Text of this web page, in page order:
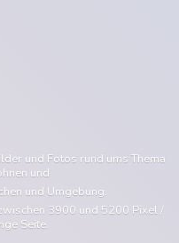
und Fotos rund ums Thema
und
und Umgebung.
3900 und 5200 Pixel /
Seite.